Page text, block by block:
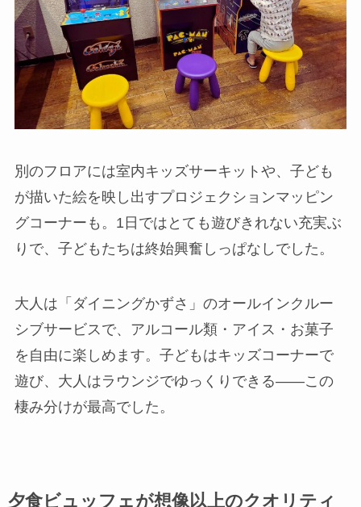
別のフロアには室内キッズサーキットや、子ども
が描いた絵を映し出すプロジェクションマッピン
グコーナーも。1日ではとても遊びきれない充実ぶ
りで、子どもたちは終始興奮しっぱなしでした。
大人は「ダイニングかずさ」のオールインクルー
シブサービスで、アルコール類・アイス・お菓子
を自由に楽しめます。子どもはキッズコーナーで
遊び、大人はラウンジでゆっくりできる——この
棲み分けが最高でした。
夕食ビュッフェが想像以上のクオリティ